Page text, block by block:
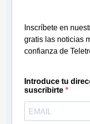
Inscríbete en
gratis las noticias
confianza de
Introduce tu
suscribirte